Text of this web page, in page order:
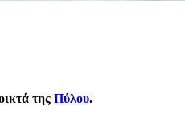
της Πύλου.